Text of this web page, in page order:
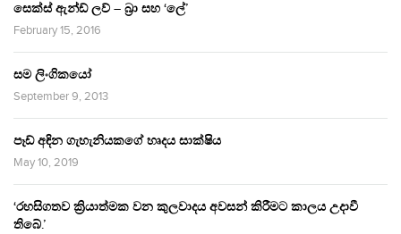
සෙක්ස් ඇන්ඩ් ලව් – බ්‍රා සහ ‘ලේ’
February 15, 2016
සම ලිංගිකයෝ
September 9, 2013
පෑඩ් අඳින ගැහැනියකගේ හෘදය සාක්ෂිය
May 10, 2019
‘රහසිගතව ක්‍රියාත්මක වන කුලවාදය අවසන් කිරීමට කාලය උදාවී
තිබේ.’